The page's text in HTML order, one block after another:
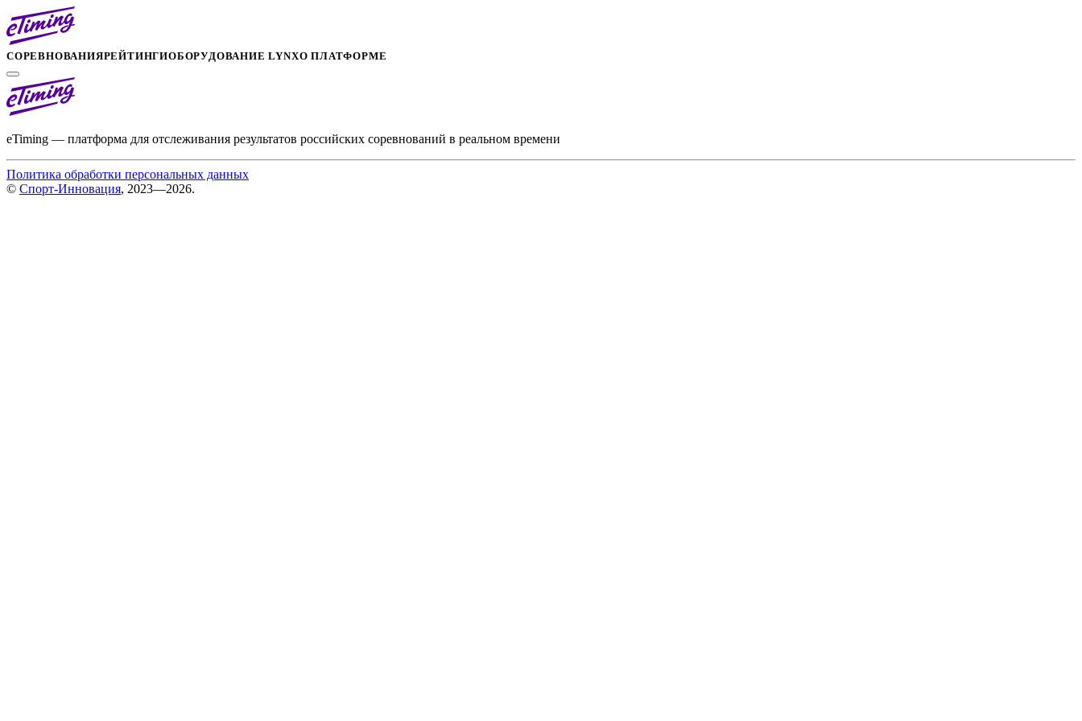
СОРЕВНОВАНИЯРЕЙТИНГИОБОРУДОВАНИЕ LYNXО ПЛАТФОРМЕ
eTiming — платформа для отслеживания результатов российских соревнований в реальном времени
Политика обработки персональных данных
© Спорт-Инновация, 2023—2026.